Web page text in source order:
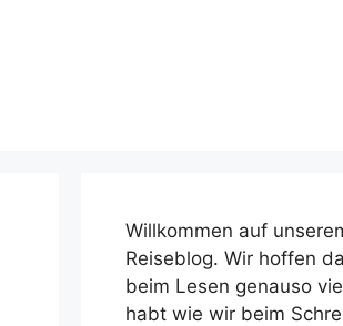
Willkommen auf
Reiseblog. Wir hoffen
beim Lesen genauso
habt wie wir beim